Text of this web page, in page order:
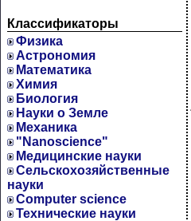
Классификаторы
Физика
Астрономия
Математика
Химия
Биология
Науки о Земле
Механика
"Nanoscience"
Медицинские науки
Сельскохозяйственные
науки
Computer science
Технические науки